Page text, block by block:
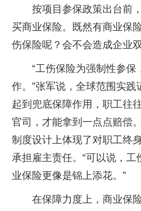
按项目参保政策出台前
买商业保险。既然有商业保
伤保险呢？会不会造成企业
“工伤保险为强制性参
作。”张军说，全球范围实
起到兜底保障作用，职工往
官司，才能拿到一点点赔偿
制度设计上体现了对职工终
承担雇主责任。“可以说，
业保险更像是锦上添花。”
在保障力度上，商业保